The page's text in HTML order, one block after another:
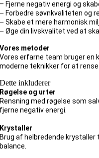
– Fjerne negativ energi og
–Forbedre søvnkvaliteten og
–Skabe et mere harmonisk
–Øge din livskvalitet ved at
Vores metoder
Vores erfarne team bruger en
moderne teknikker for at rense
Dette inkluderer
Røgelse og urter
Rensning med røgelse som
fjerne negativ energi.
Krystaller
Brug af helbredende
balance.